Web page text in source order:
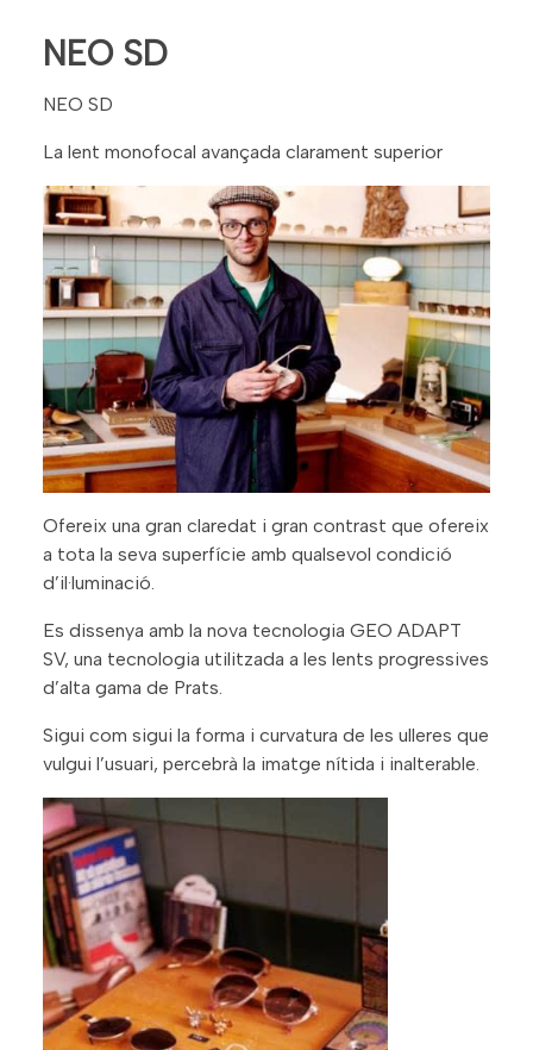
NEO SD
NEO SD
La lent monofocal avançada clarament superior
Ofereix una gran claredat i gran contrast que ofereix
a tota la seva superfície amb qualsevol condició
d’il·luminació.
Es dissenya amb la nova tecnologia GEO ADAPT
SV, una tecnologia utilitzada a les lents progressives
d’alta gama de Prats.
Sigui com sigui la forma i curvatura de les ulleres que
vulgui l’usuari, percebrà la imatge nítida i inalterable.